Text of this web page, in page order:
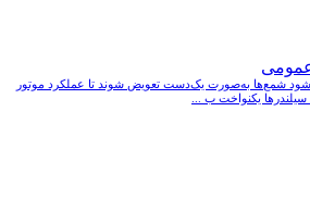
شمع‌ها به‌صورت یک‌دست تعویض شوند تا عملکرد موتور
یکنواخت ب ...